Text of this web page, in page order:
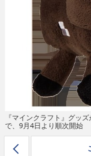
『マインクラフト』グッ
で、9月4日より順次開始